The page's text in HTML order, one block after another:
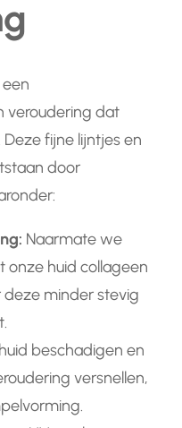
veroudering dat
fijne lijntjes en
door
Naarmate we
onze huid collageen
minder stevig
beschadigen en
versnellen,